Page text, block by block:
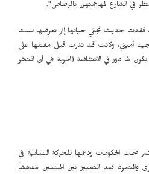
في الشارع لمهاجمتهن بالرصاص".
حديث نجفي حياتها إثر تعرضها لست
أميني، وكانت قد نشرت قبل مقتلها على
لها دور في الانتفاضة (الحرية هي أن افتخر
صمت الحكومات ودعمها للحركة النسائية في
والتمرد ضد التمييز بين الجنسين مدهشاً